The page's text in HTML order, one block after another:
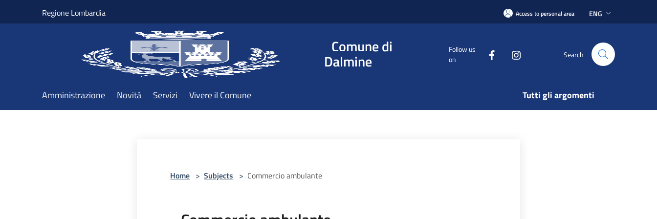
Regione Lombardia Access to personal area ENG
Comune di
Dalmine
Follow us
on
Search
Amministrazione Novità Servizi Vivere il Comune Tutti gli argomenti
Home > Subjects > Commercio ambulante